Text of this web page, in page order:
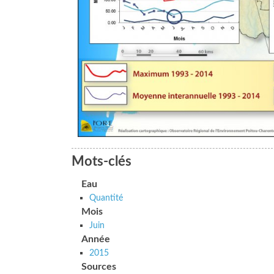
Mots-clés
Eau
Quantité
Mois
Juin
Année
2015
Sources